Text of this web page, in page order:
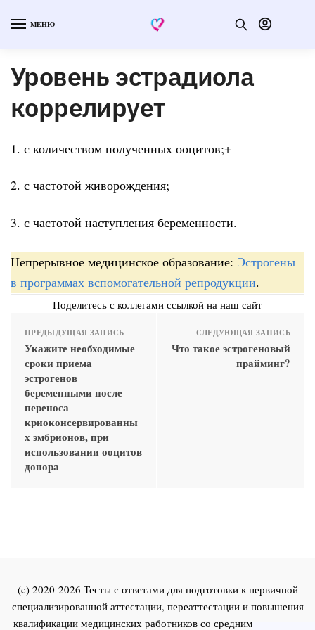
МЕНЮ
Уровень эстрадиола
коррелирует
1. с количеством полученных ооцитов;+
2. с частотой живорождения;
3. с частотой наступления беременности.
Непрерывное медицинское образование: Эстрогены
в программах вспомогательной репродукции.
Поделитесь с коллегами ссылкой на наш сайт
ПРЕДЫДУЩАЯ ЗАПИСЬ
Укажите необходимые
сроки приема
эстрогенов
беременными после
переноса
криоконсервированны
х эмбрионов, при
использовании ооцитов
донора
СЛЕДУЮЩАЯ ЗАПИСЬ
Что такое эстрогеновый
прайминг?
(c) 2020-2026 Тесты с ответами для подготовки к первичной
специализированной аттестации, переаттестации и повышения
квалификации медицинских работников со средним и высшим